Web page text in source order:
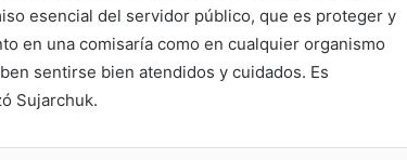
esencial del servidor público, que es proteger y
en una comisaría como en cualquier organismo
sentirse bien atendidos y cuidados. Es
Sujarchuk.